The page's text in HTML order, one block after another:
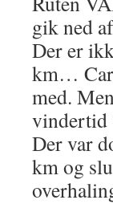
gik ned
Der er
km…
med.
vindertid
Der var
km og